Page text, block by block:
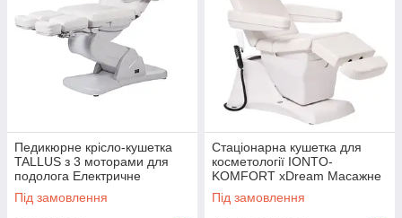
Кушетки на гідравліці
Кушетки з регулюванням висоти
Педикюрне крісло-кушетка
TALLUS з 3 моторами для
подолога Електричне
регульоване крісло
Під замовлення
Стаціонарна кушетка для
косметології IONTO-
KOMFORT xDream Масажне
крісло з 4 електродвигунами
Під замовлення